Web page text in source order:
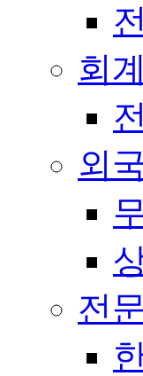
회
외
전